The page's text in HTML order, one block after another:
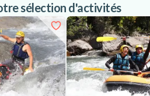
sélection d'activités